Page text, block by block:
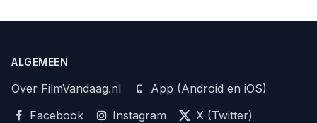
ALGEMEEN
Over FilmVandaag.nl
App (Android en iOS)
Facebook
Instagram
X (Twitter)